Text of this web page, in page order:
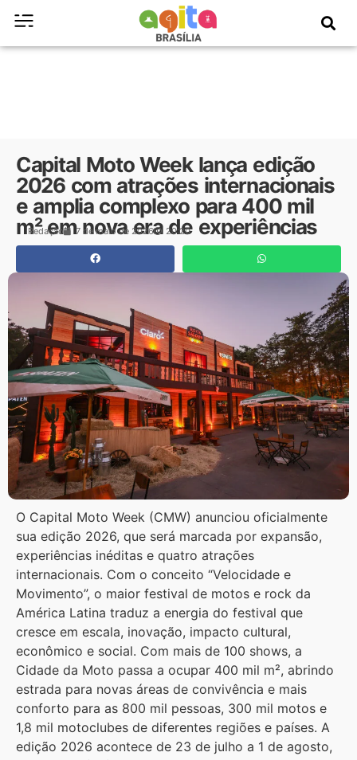
Capital Moto Week lança edição
2026 com atrações internacionais
e amplia complexo para 400 mil
m² em nova era de experiências
Redação 7 de maio de 2026 20:20
O Capital Moto Week (CMW) anunciou oficialmente
sua edição 2026, que será marcada por expansão,
experiências inéditas e quatro atrações
internacionais. Com o conceito “Velocidade e
Movimento”, o maior festival de motos e rock da
América Latina traduz a energia do festival que
cresce em escala, inovação, impacto cultural,
econômico e social. Com mais de 100 shows, a
Cidade da Moto passa a ocupar 400 mil m², abrindo
estrada para novas áreas de convivência e mais
conforto para as 800 mil pessoas, 300 mil motos e
1,8 mil motoclubes de diferentes regiões e países. A
edição 2026 acontece de 23 de julho a 1 de agosto,